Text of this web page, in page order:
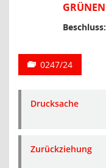
GRÜNEN
Beschluss:
0247/24
Drucksache
Zurückziehung